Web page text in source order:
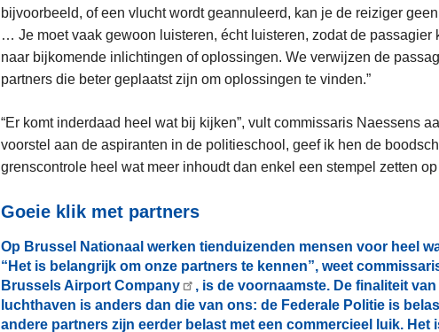
bijvoorbeeld, of een vlucht wordt geannuleerd, kan je de reiziger
… Je moet vaak gewoon luisteren, écht luisteren, zodat de passagier
naar bijkomende inlichtingen of oplossingen. We verwijzen de
partners die beter geplaatst zijn om oplossingen te vinden.”
“Er komt inderdaad heel wat bij kijken”, vult commissaris Naessens
voorstel aan de aspiranten in de politieschool, geef ik hen de
grenscontrole heel wat meer inhoudt dan enkel een stempel zetten op
Goeie klik met partners
Op Brussel Nationaal werken tienduizenden mensen voor heel
“Het is belangrijk om onze partners te kennen”, weet
Brussels Airport Company
, is de voornaamste. De finaliteit
luchthaven is anders dan die van ons: de Federale Politie is
andere partners zijn eerder belast met een commercieel luik. Het